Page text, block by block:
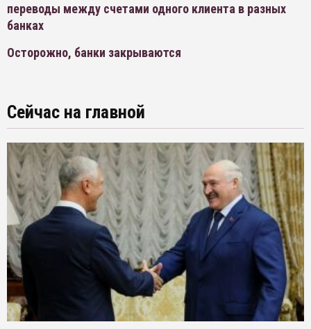
переводы между счетами одного клиента в разных
банках
Осторожно, банки закрываются
Сейчас на главной